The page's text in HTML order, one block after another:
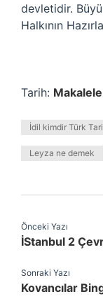
devletidir.
Halkının
Tarih:
İdil kimdir Türk
Leyza ne demek
Önceki Yazı
İStanbul 2
Sonraki Yazı
Kovancılar